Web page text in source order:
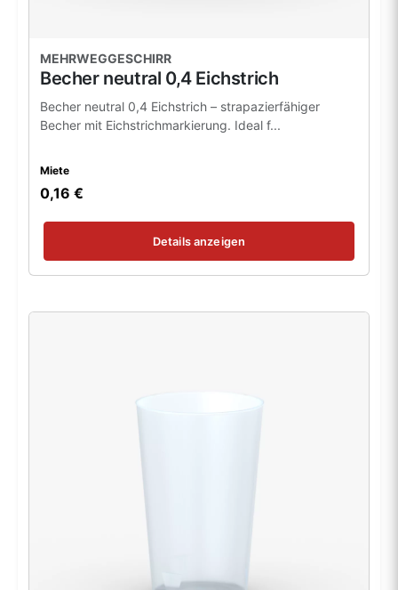
MEHRWEGGESCHIRR
Becher neutral 0,4 Eichstrich
Becher neutral 0,4 Eichstrich – strapazierfähiger
Becher mit Eichstrichmarkierung. Ideal f...
Miete
0,16 €
Details anzeigen